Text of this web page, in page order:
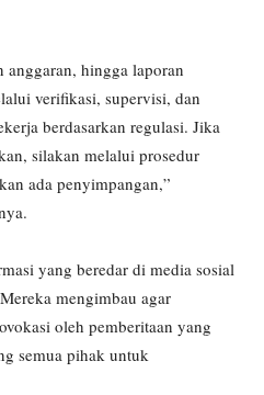
anggaran, hingga laporan
verifikasi, supervisi, dan
berdasarkan regulasi. Jika
silakan melalui prosedur
ada penyimpangan,”
yang beredar di media sosial
mengimbau agar
oleh pemberitaan yang
semua pihak untuk